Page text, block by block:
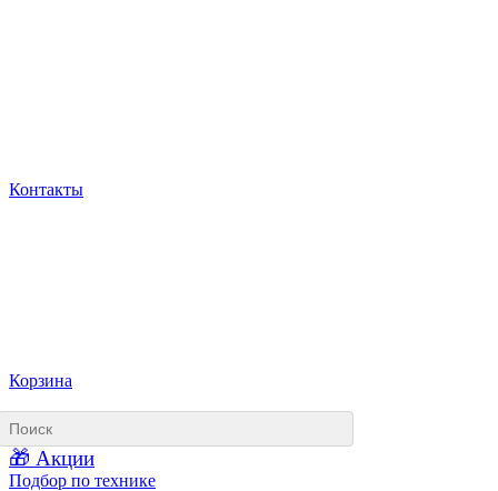
Контакты
Корзина
🎁 Акции
Подбор по технике